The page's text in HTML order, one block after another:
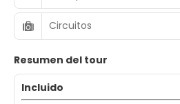
Circuitos
Resumen del tour
Incluido